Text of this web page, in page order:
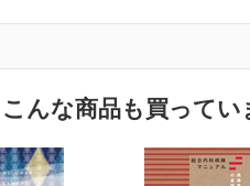
んな商品も買ってい